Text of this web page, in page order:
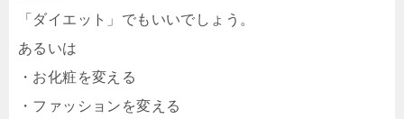
「ダイエット」でもいいでしょう。
あるいは
・お化粧を変える
・ファッションを変える